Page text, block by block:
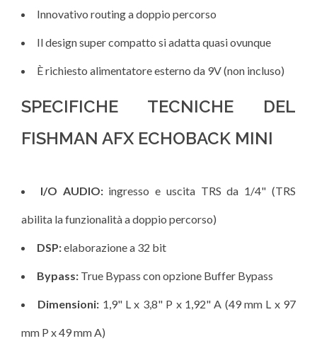
Innovativo routing a doppio percorso
Il design super compatto si adatta quasi ovunque
È richiesto alimentatore esterno da 9V (non incluso)
SPECIFICHE TECNICHE DEL
FISHMAN AFX ECHOBACK MINI
I/O AUDIO:ingresso e uscita TRS da 1/4" (TRS
abilita la funzionalità a doppio percorso)
DSP:elaborazione a 32 bit
Bypass: True Bypass con opzione Buffer Bypass
Dimensioni: 1,9" L x 3,8" P x 1,92" A (49 mm L x 97
mm P x 49 mm A)